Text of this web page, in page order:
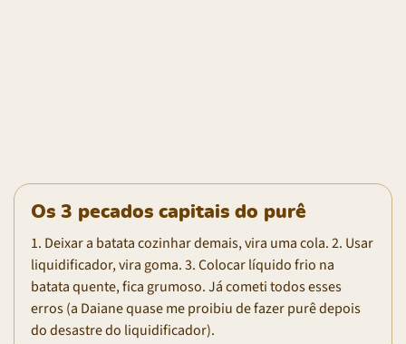
Os 3 pecados capitais do purê
1. Deixar a batata cozinhar demais, vira uma cola. 2. Usar
liquidificador, vira goma. 3. Colocar líquido frio na
batata quente, fica grumoso. Já cometi todos esses
erros (a Daiane quase me proibiu de fazer purê depois
do desastre do liquidificador).